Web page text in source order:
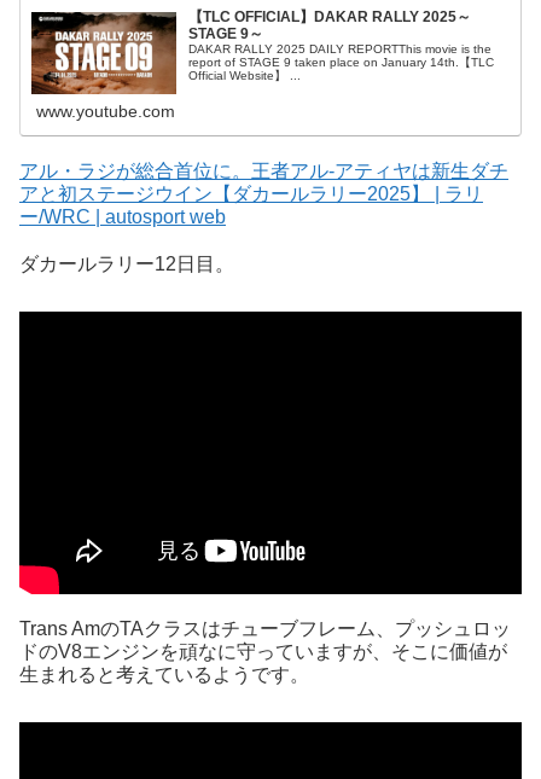
【TLC OFFICIAL】DAKAR RALLY 2025～
STAGE 9～
DAKAR RALLY 2025 DAILY REPORTThis movie is the
report of STAGE 9 taken place on January 14th.【TLC
Official Website】 ...
www.youtube.com
アル・ラジが総合首位に。王者アル-アティヤは新生ダチ
アと初ステージウイン【ダカールラリー2025】 | ラリ
ー/WRC | autosport web
ダカールラリー12日目。
Trans AmのTAクラスはチューブフレーム、プッシュロッ
ドのV8エンジンを頑なに守っていますが、そこに価値が
生まれると考えているようです。